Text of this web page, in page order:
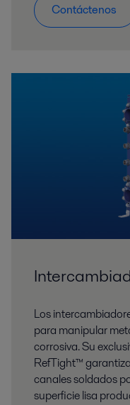
Contáctenos
Los
para manipular
corrosiva. Su
RefTight™
canales soldados
superficie lisa